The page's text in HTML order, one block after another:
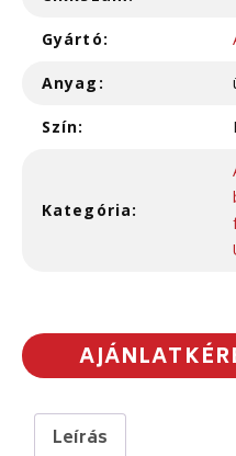
Gyártó:
Anyag:
Szín:
Kategória:
Leírás